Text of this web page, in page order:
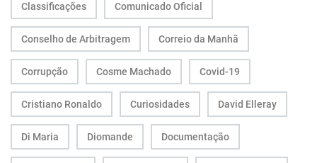
Classificações Comunicado Oficial
Conselho de Arbitragem Correio da Manhã
Corrupção Cosme Machado Covid-19
Cristiano Ronaldo Curiosidades David Elleray
Di Maria Diomande Documentação